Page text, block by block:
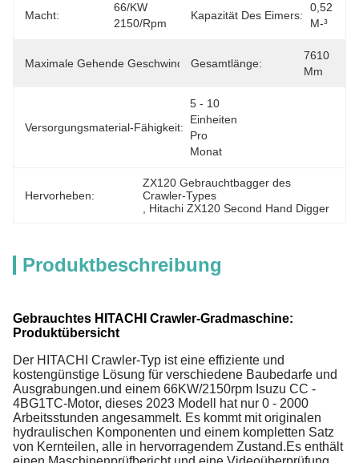
Macht:
66/kW
2150/rpm
Kapazität Des Eimers:
0,52
M-³
Maximale Gehende Geschwindigkeit:
Km/h
Gesamtlänge:
7610
Mm
Versorgungsmaterial-Fähigkeit:
5 - 10
Einheiten
Pro
Monat
Hervorheben:
ZX120 Gebrauchtbagger des
Crawler-Types
Hitachi ZX120 Second Hand Digger
Produktbeschreibung
Gebrauchtes HITACHI Crawler-Gradmaschine:
Produktübersicht
Der HITACHI Crawler-Typ ist eine effiziente und
kostengünstige Lösung für verschiedene Baubedarfe und
Ausgrabungen.und einem 66KW/2150rpm Isuzu CC -
4BG1TC-Motor, dieses 2023 Modell hat nur 0 - 2000
Arbeitsstunden angesammelt. Es kommt mit originalen
hydraulischen Komponenten und einem kompletten Satz
von Kernteilen, alle in hervorragendem Zustand.Es enthält